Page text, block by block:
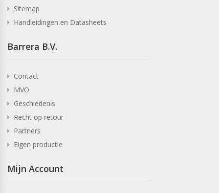
Sitemap
Handleidingen en Datasheets
Barrera B.V.
Contact
MVO
Geschiedenis
Recht op retour
Partners
Eigen productie
Mijn Account